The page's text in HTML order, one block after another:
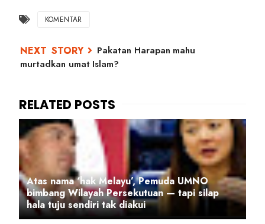
KOMENTAR
Pakatan Harapan mahu
murtadkan umat Islam?
Atas nama ‘hak Melayu’, Pemuda UMNO
bimbang Wilayah Persekutuan — tapi silap
hala tuju sendiri tak diakui